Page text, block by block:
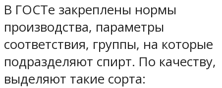
В ГОСТе закреплены нормы
производства, параметры
соответствия, группы, на которые
подразделяют спирт. По качеству,
выделяют такие сорта: